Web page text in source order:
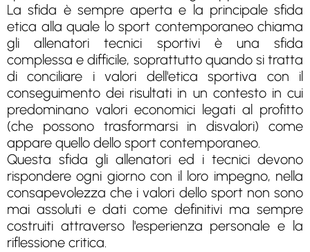
La sfida è sempre aperta e la principale sfida
etica alla quale lo sport contemporaneo chiama
gli allenatori tecnici sportivi è una sfida
complessa e difficile, soprattutto quando si tratta
di conciliare i valori dell'etica sportiva con il
conseguimento dei risultati in un contesto in cui
predominano valori economici legati al profitto
(che possono trasformarsi in disvalori) come
appare quello dello sport contemporaneo.
Questa sfida gli allenatori ed i tecnici devono
rispondere ogni giorno con il loro impegno, nella
consapevolezza che i valori dello sport non sono
mai assoluti e dati come definitivi ma sempre
costruiti attraverso l'esperienza personale e la
riflessione critica.